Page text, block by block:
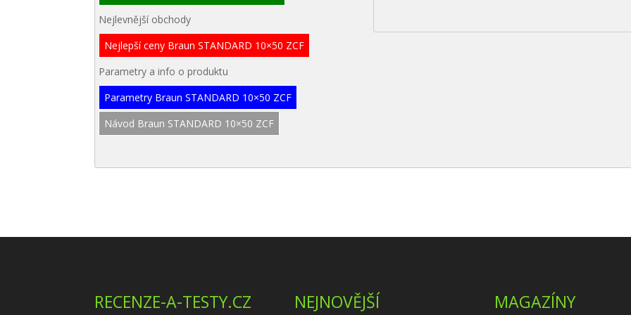
Nejlevnější obchody
Nejlepší ceny Braun STANDARD 10×50 ZCF
Parametry a info o produktu
Parametry Braun STANDARD 10×50 ZCF
Návod Braun STANDARD 10×50 ZCF
RECENZE-A-TESTY.CZ NEJNOVĚJŠÍ MAGAZÍNY